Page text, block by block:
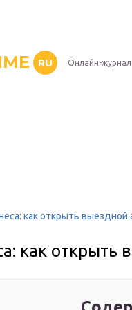
RU Онлайн-
как открыть выездной
как открыть